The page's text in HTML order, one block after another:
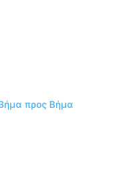
προς Βήμα